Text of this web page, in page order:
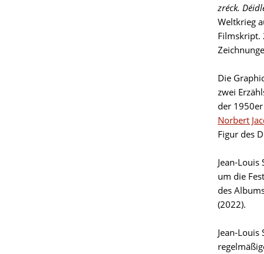
zréck.
Weltkrieg
Filmskript.
Die
zwei
der
Norbert
Figur des
Jean-
um die
des
(2022).
Jean-